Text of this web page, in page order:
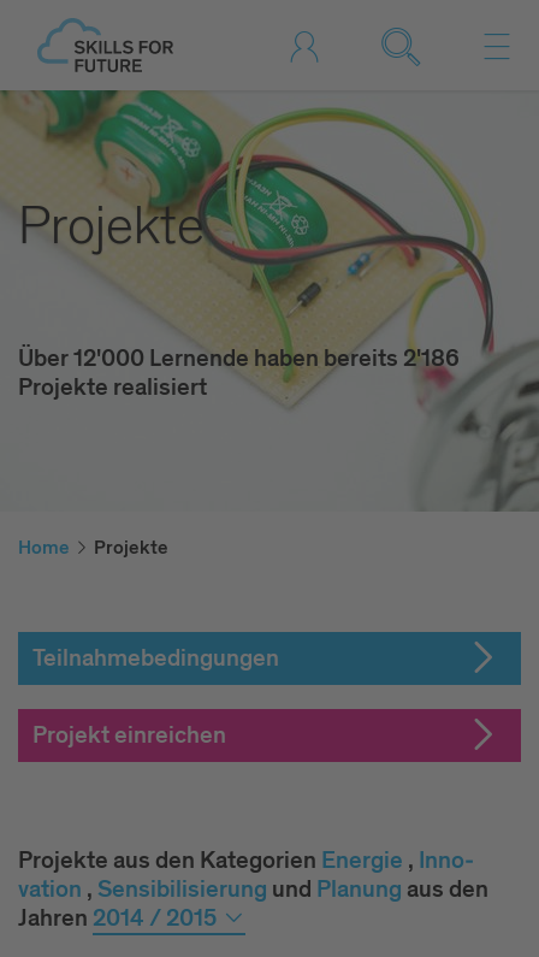
Projekte
Über 12'000 Lernende haben bereits 2'186
Projekte realisiert
Home Projekte
Teilnahmebedingungen
Projekt einreichen
Projekte aus den Kategorien Ener­gie , Inno­
vation , Sen­si­bi­li­sie­rung und Pla­nung aus den
Jahren 2014 / 2015